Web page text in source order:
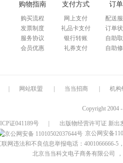
购物指南
购买流程
发票制度
服务协议
会员优惠
支付方式
网上支付
礼品卡支付
银行转账
礼券支付
订
配送
订单
自助
自助
网站联盟 当当招商 机构
Copyright 2004
证041189号
出版物经营许可证 新出
京公网安备
联网违法和不良信息举报电话：4001066666-5
北京当当科文电子商务有限公司